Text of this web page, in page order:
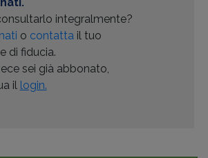
integralmente?
o contatta il tuo
di fiducia.
sei già abbonato,
il login.